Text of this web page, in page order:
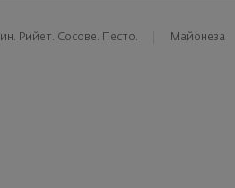
Рийет. Сосове. Песто. Майонеза